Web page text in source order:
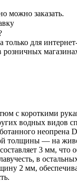
можно заказать.
только для
розничных
с короткими
водных видов
неопрена
толщины — на
3 мм, что
в
2 мм,